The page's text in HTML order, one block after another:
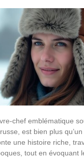
chef emblématique
est bien plus
une histoire riche,
tout en évoquant